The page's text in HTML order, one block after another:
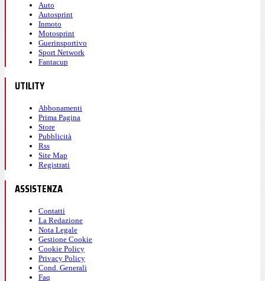
Auto
Autosprint
Inmoto
Motosprint
Guerinsportivo
Sport Network
Fantacup
UTILITY
Abbonamenti
Prima Pagina
Store
Pubblicità
Rss
Site Map
Registrati
ASSISTENZA
Contatti
La Redazione
Nota Legale
Gestione Cookie
Cookie Policy
Privacy Policy
Cond. Generali
Faq